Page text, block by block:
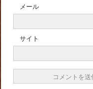
メール
サイト